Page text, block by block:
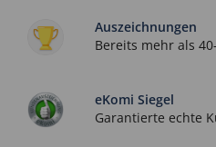
Auszeichnungen
Bereits mehr als
eKomi Siegel
Garantierte echte